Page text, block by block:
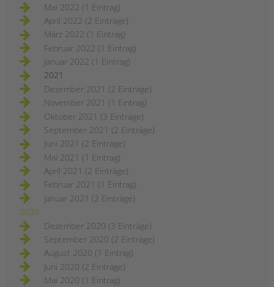
Mai 2022 (1 Eintrag)
April 2022 (2 Einträge)
März 2022 (1 Eintrag)
Februar 2022 (1 Eintrag)
Januar 2022 (1 Eintrag)
2021
Dezember 2021 (2 Einträge)
November 2021 (1 Eintrag)
Oktober 2021 (3 Einträge)
September 2021 (2 Einträge)
Juni 2021 (2 Einträge)
Mai 2021 (1 Eintrag)
April 2021 (2 Einträge)
Februar 2021 (1 Eintrag)
Januar 2021 (2 Einträge)
2020
Dezember 2020 (3 Einträge)
September 2020 (2 Einträge)
August 2020 (1 Eintrag)
Juni 2020 (2 Einträge)
Mai 2020 (1 Eintrag)